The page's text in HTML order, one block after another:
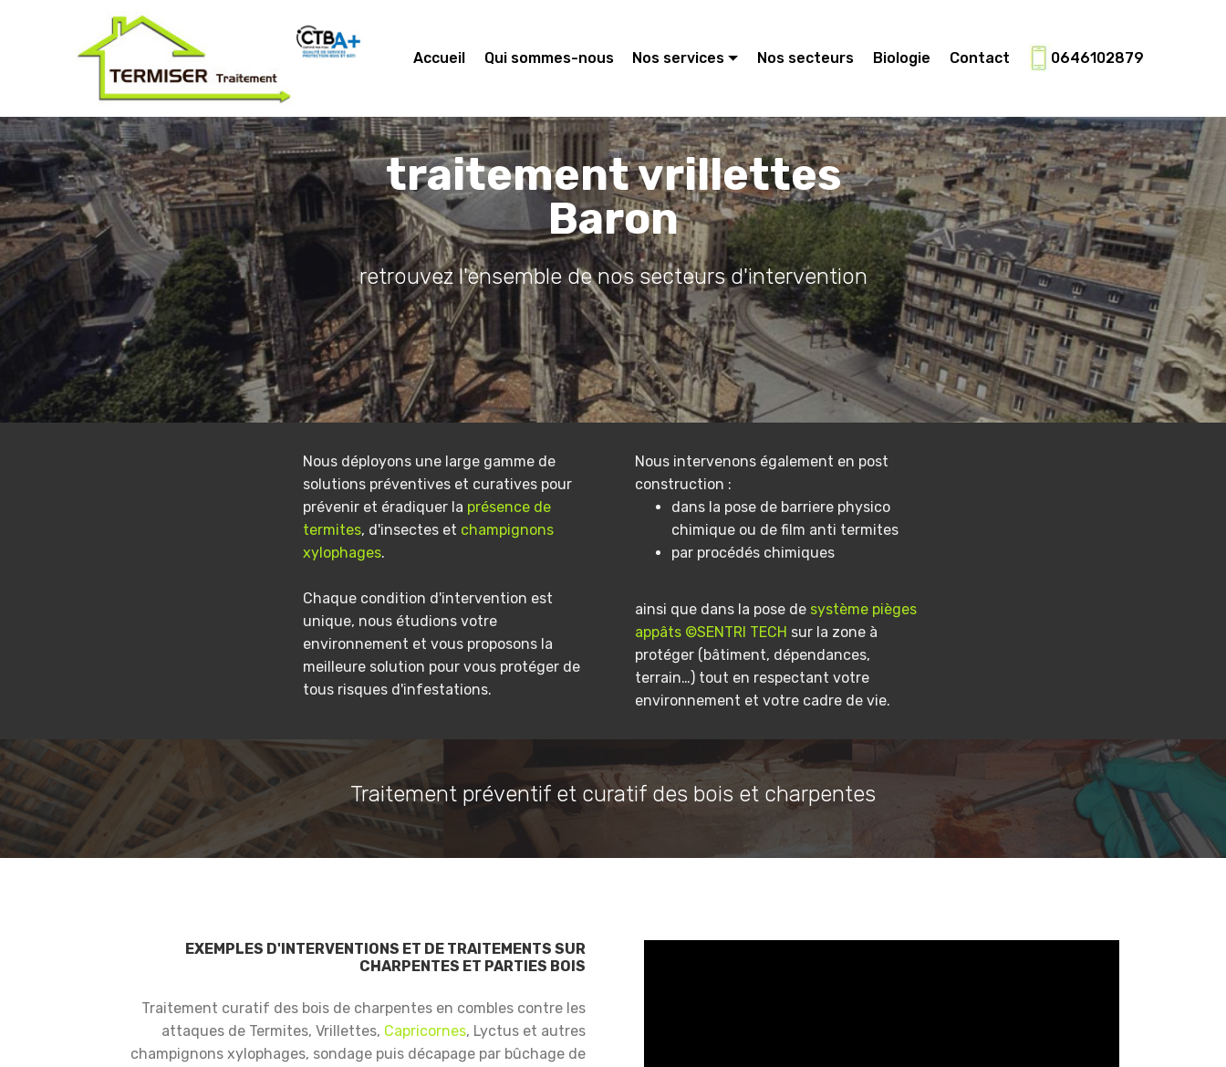
Accueil Qui sommes-nous Nos services Nos secteurs Biologie Contact 0646102879
traitement vrillettes
Baron
retrouvez l'ensemble de nos secteurs d'intervention
Nous déployons une large gamme de
solutions préventives et curatives pour
prévenir et éradiquer la présence de
termites, d'insectes et champignons
xylophages.
Chaque condition d'intervention est
unique, nous étudions votre
environnement et vous proposons la
meilleure solution pour vous protéger de
tous risques d'infestations.
Nous intervenons également en post
construction :
dans la pose de barriere physico
chimique ou de film anti termites
par procédés chimiques
ainsi que dans la pose de système pièges
appâts ©SENTRI TECH sur la zone à
protéger (bâtiment, dépendances,
terrain…) tout en respectant votre
environnement et votre cadre de vie.
Traitement préventif et curatif des bois et charpentes
EXEMPLES D'INTERVENTIONS ET DE TRAITEMENTS SUR
CHARPENTES ET PARTIES BOIS
Traitement curatif des bois de charpentes en combles contre les
attaques de Termites, Vrillettes, Capricornes, Lyctus et autres
champignons xylophages, sondage puis décapage par bûchage de